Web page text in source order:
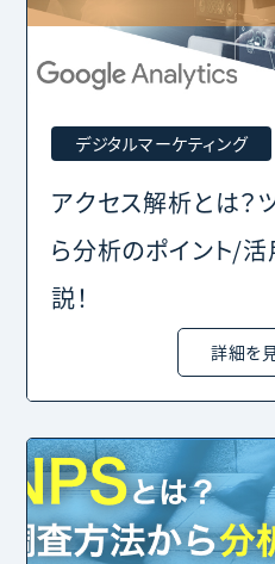
デジタルマーケティング
アクセス解析とは？
ら分析のポイント/
説！
詳細を